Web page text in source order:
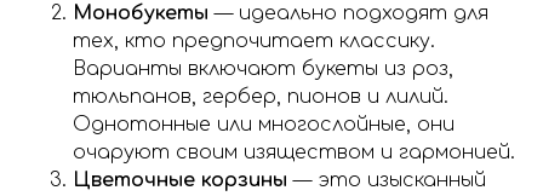
Монобукеты — идеально подходят для
тех, кто предпочитает классику.
Варианты включают букеты из роз,
тюльпанов, гербер, пионов и лилий.
Однотонные или многослойные, они
очаруют своим изяществом и гармонией.
Цветочные корзины — это изысканный